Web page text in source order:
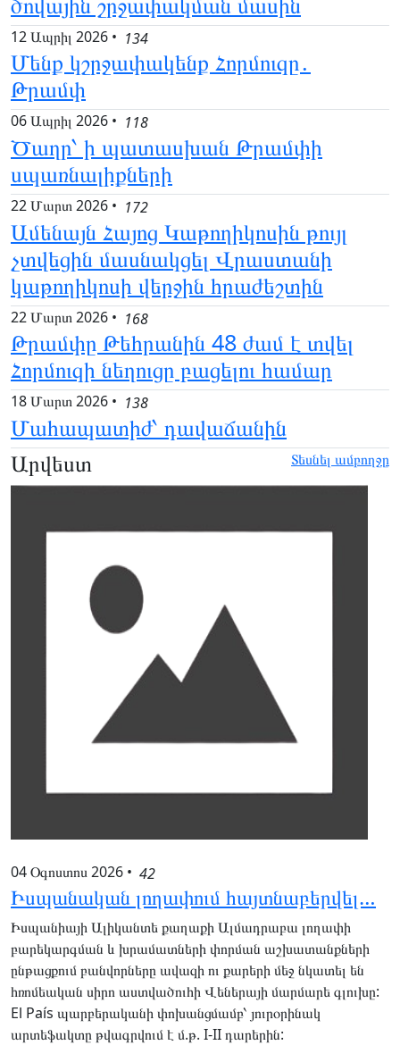
12 Ապրիլ 2026 • 134
Մենք կշրջափակենք Հորմուզը․
Թրամփ
06 Ապրիլ 2026 • 118
Ծաղր՝ ի պատասխան Թրամփի
սպառնալիքների
22 Մարտ 2026 • 172
Ամենայն Հայոց Կաթողիկոսին թույլ
չտվեցին մասնակցել Վրաստանի
կաթողիկոսի վերջին հրաժեշտին
22 Մարտ 2026 • 168
Թրամփը Թեհրանին 48 ժամ է տվել
Հորմուզի նեղուցը բացելու համար
18 Մարտ 2026 • 138
Մահապատիժ՝ դավաճանին
Արվեստ
Տեսնել ամբողջը
04 Օգոստոս 2026 • 42
Իսպանական լողափում հայտնաբերվել…
Իսպանիայի Ալիկանտե քաղաքի Ալմադրաբա լողափի
բարեկարգման և խրամատների փորման աշխատանքների
ընթացքում բանվորները ավազի ու քարերի մեջ նկատել են
հռոմեական սիրո աստվածուհի Վեներայի մարմարե գլուխը:
El País պարբերականի փոխանցմամբ՝ յուրօրինակ
արտեֆակտը թվագրվում է մ.թ. I-II դարերին: